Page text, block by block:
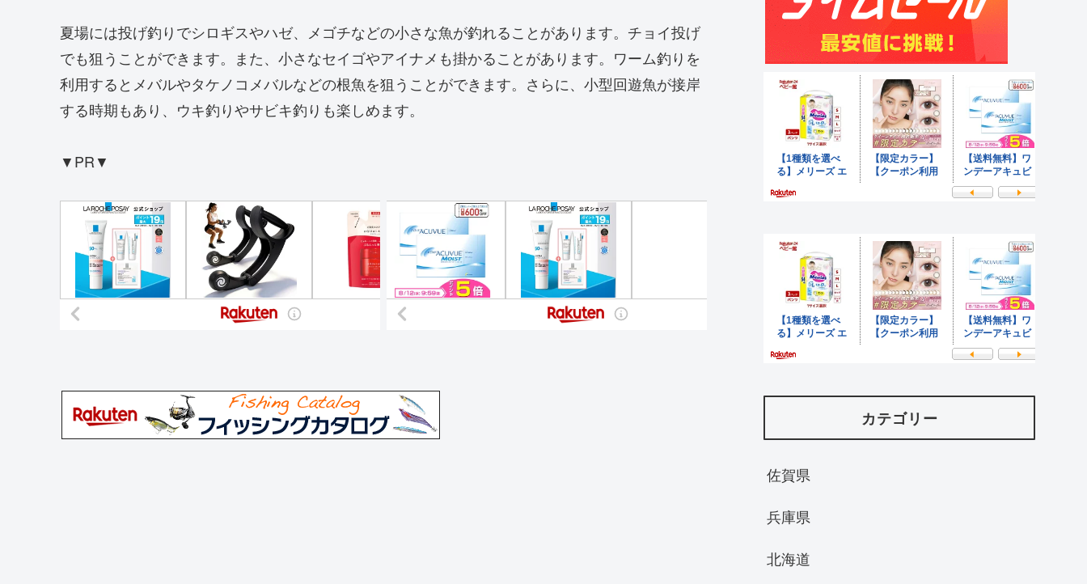
夏場には投げ釣りでシロギスやハゼ、メゴチなどの小さな魚が釣れることがあります。チョイ投げ
でも狙うことができます。また、小さなセイゴやアイナメも掛かることがあります。ワーム釣りを
利用するとメバルやタケノコメバルなどの根魚を狙うことができます。さらに、小型回遊魚が接岸
する時期もあり、ウキ釣りやサビキ釣りも楽しめます。
▼PR▼
カテゴリー
佐賀県
兵庫県
北海道